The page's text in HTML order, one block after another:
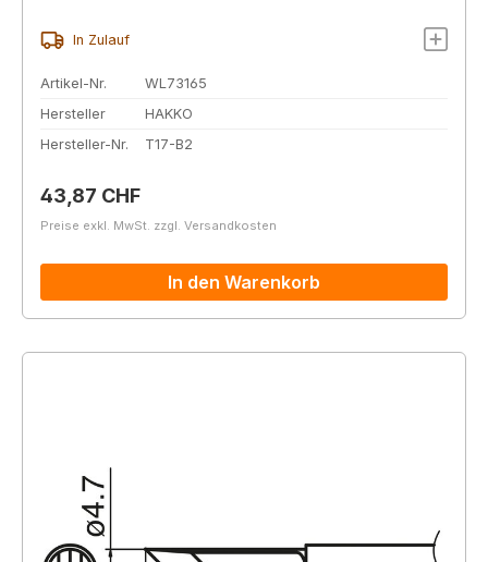
In Zulauf
Artikel-Nr.
WL73165
Hersteller
HAKKO
Hersteller-Nr.
T17-B2
Regulärer Preis:
43,87 CHF
Preise exkl. MwSt. zzgl. Versandkosten
In den Warenkorb